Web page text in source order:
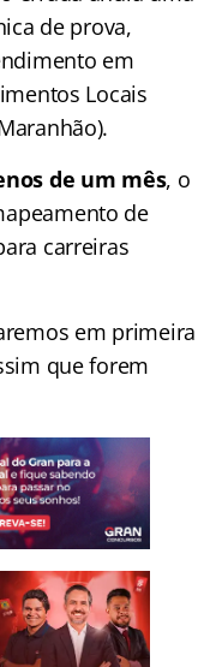
de prova,
em
Locais
de um mês, o
de
carreiras
em primeira
que forem